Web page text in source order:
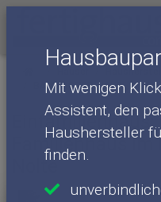
Mit wenigen
Assistent, den
Haushersteller
finden.
BAUMEISTER-HAUS -
Einfamilienhaus:
Familienhaus im
Nolte